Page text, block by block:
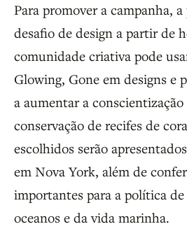
Para promover a campanha,
desafio de design a partir de
comunidade criativa pode
Glowing, Gone em designs e
a aumentar a conscientização
conservação de recifes de
escolhidos serão
em Nova York, além de
importantes para a política de
oceanos e da vida marinha.